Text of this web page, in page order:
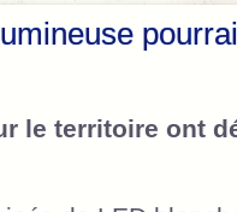
le territoire ont